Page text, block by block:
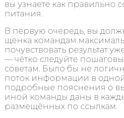
вы узнаете как правильно
питания.
В первую очередь, вы
щенка командам
почувствовать результат
— чётко следуйте
советам. Было бы не
поток информации в одной
подробные пояснения о
иной команды даны в
размещённых по ссылкам.